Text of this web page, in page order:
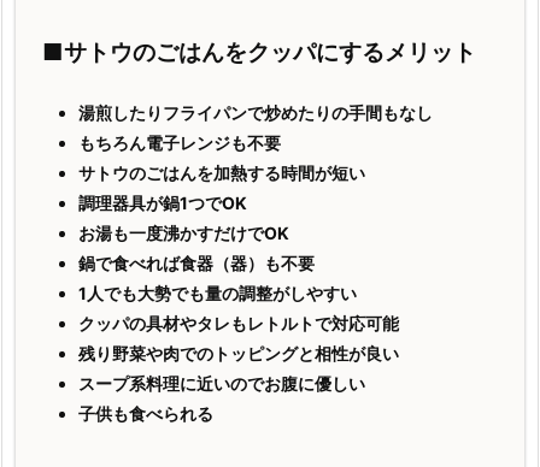
■サトウのごはんをクッパにするメリット
湯煎したりフライパンで炒めたりの手間もなし
もちろん電子レンジも不要
サトウのごはんを加熱する時間が短い
調理器具が鍋1つでOK
お湯も一度沸かすだけでOK
鍋で食べれば食器（器）も不要
1人でも大勢でも量の調整がしやすい
クッパの具材やタレもレトルトで対応可能
残り野菜や肉でのトッピングと相性が良い
スープ系料理に近いのでお腹に優しい
子供も食べられる